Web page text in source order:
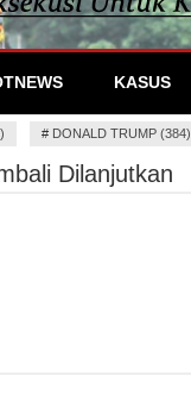
KASUS
# DONALD TRUMP (384)
Dilanjutkan